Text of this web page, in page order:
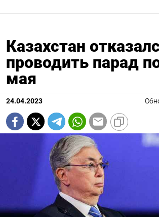
Казахстан
проводить парад
мая
24.04.2023